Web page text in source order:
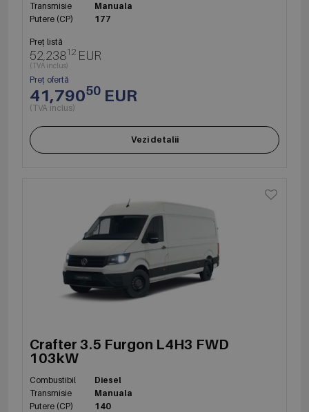
Transmisie
Manuala
Putere (CP)
177
Preț listă
52,23812 EUR
(TVA inclus)
Preț ofertă
41,79050 EUR
(TVA inclus)
Vezi detalii
Crafter 3.5 Furgon L4H3 FWD
103kW
Combustibil
Diesel
Transmisie
Manuala
Putere (CP)
140